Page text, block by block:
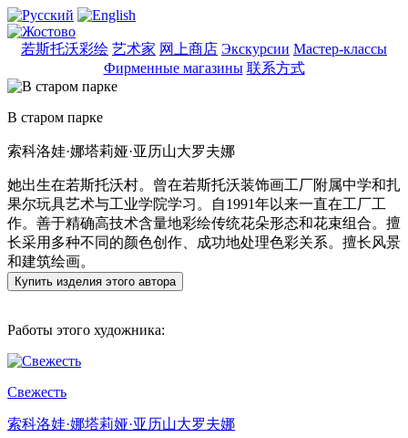
若斯托沃彩绘 艺术家 网上商店 Экскурсии Мастер-классы
Фирменные магазины 联系方式
В старом парке
索科洛娃·娜塔莉娅·亚历山大罗夫娜
她出生在若斯托沃村。曾在若斯托沃装饰画工厂附属中学和扎
果尔玩具艺术与工业学院学习。自1991年以来一直在工厂工
作。善于精确高技术含量地彩绘传统花朵形态和花束组合。擅
长采用多种不同的颜色创作、成功地处理色彩关系。擅长风景
和建筑绘画。
Купить изделия этого автора
Работы этого художника:
Свежесть
索科洛娃·娜塔莉娅·亚历山大罗夫娜